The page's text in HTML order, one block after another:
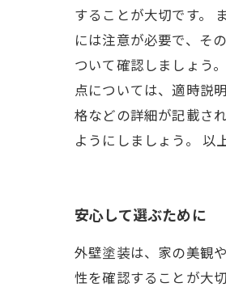
することが大切です。
には注意が必要で、そ
ついて確認しましょう
点については、適時説
格などの詳細が記載さ
ようにしましょう。 以
安心して選ぶために
外壁塗装は、家の美観
性を確認することが大